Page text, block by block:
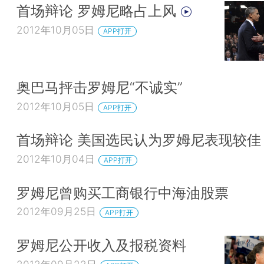
首场辩论 罗姆尼略占上风
2012年10月05日 APP打开
奥巴马抨击罗姆尼“不诚实”
2012年10月05日 APP打开
首场辩论 美国选民认为罗姆尼表现较
2012年10月04日 APP打开
罗姆尼曾购买工商银行中海油股票
2012年09月25日 APP打开
罗姆尼公开收入及报税资料